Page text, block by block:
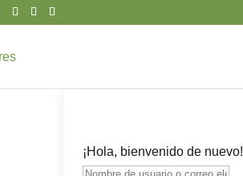
¡Hola, bienvenido de nuevo!